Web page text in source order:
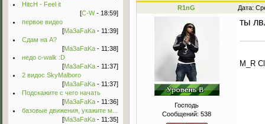
R1nG Дата:
Господь
Сообщений: 538
ты
M_R
HitcH - Feel it
[C-W- 18:59]
первое видео
[Ma3aFaKa - 11:39]
Сдам на А?
[Ma3aFaKa - 11:38]
недо c-walk :D
[Ma3aFaKa - 11:37]
2 видос SkyMalboro
[Ma3aFaKa - 11:37]
Подскажите с чего начать
[Ma3aFaKa - 11:36]
базовые движения, укажите м...
[Ma3aFaKa - 11:35]